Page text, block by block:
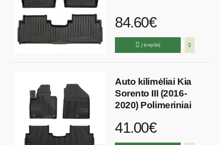
84.60€
Į krepšelį
Auto kilimėliai Kia
Sorento III (2016-
2020) Polimeriniai
41.00€